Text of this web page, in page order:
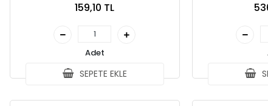
159,10 TL
Adet
SEPETE EKLE